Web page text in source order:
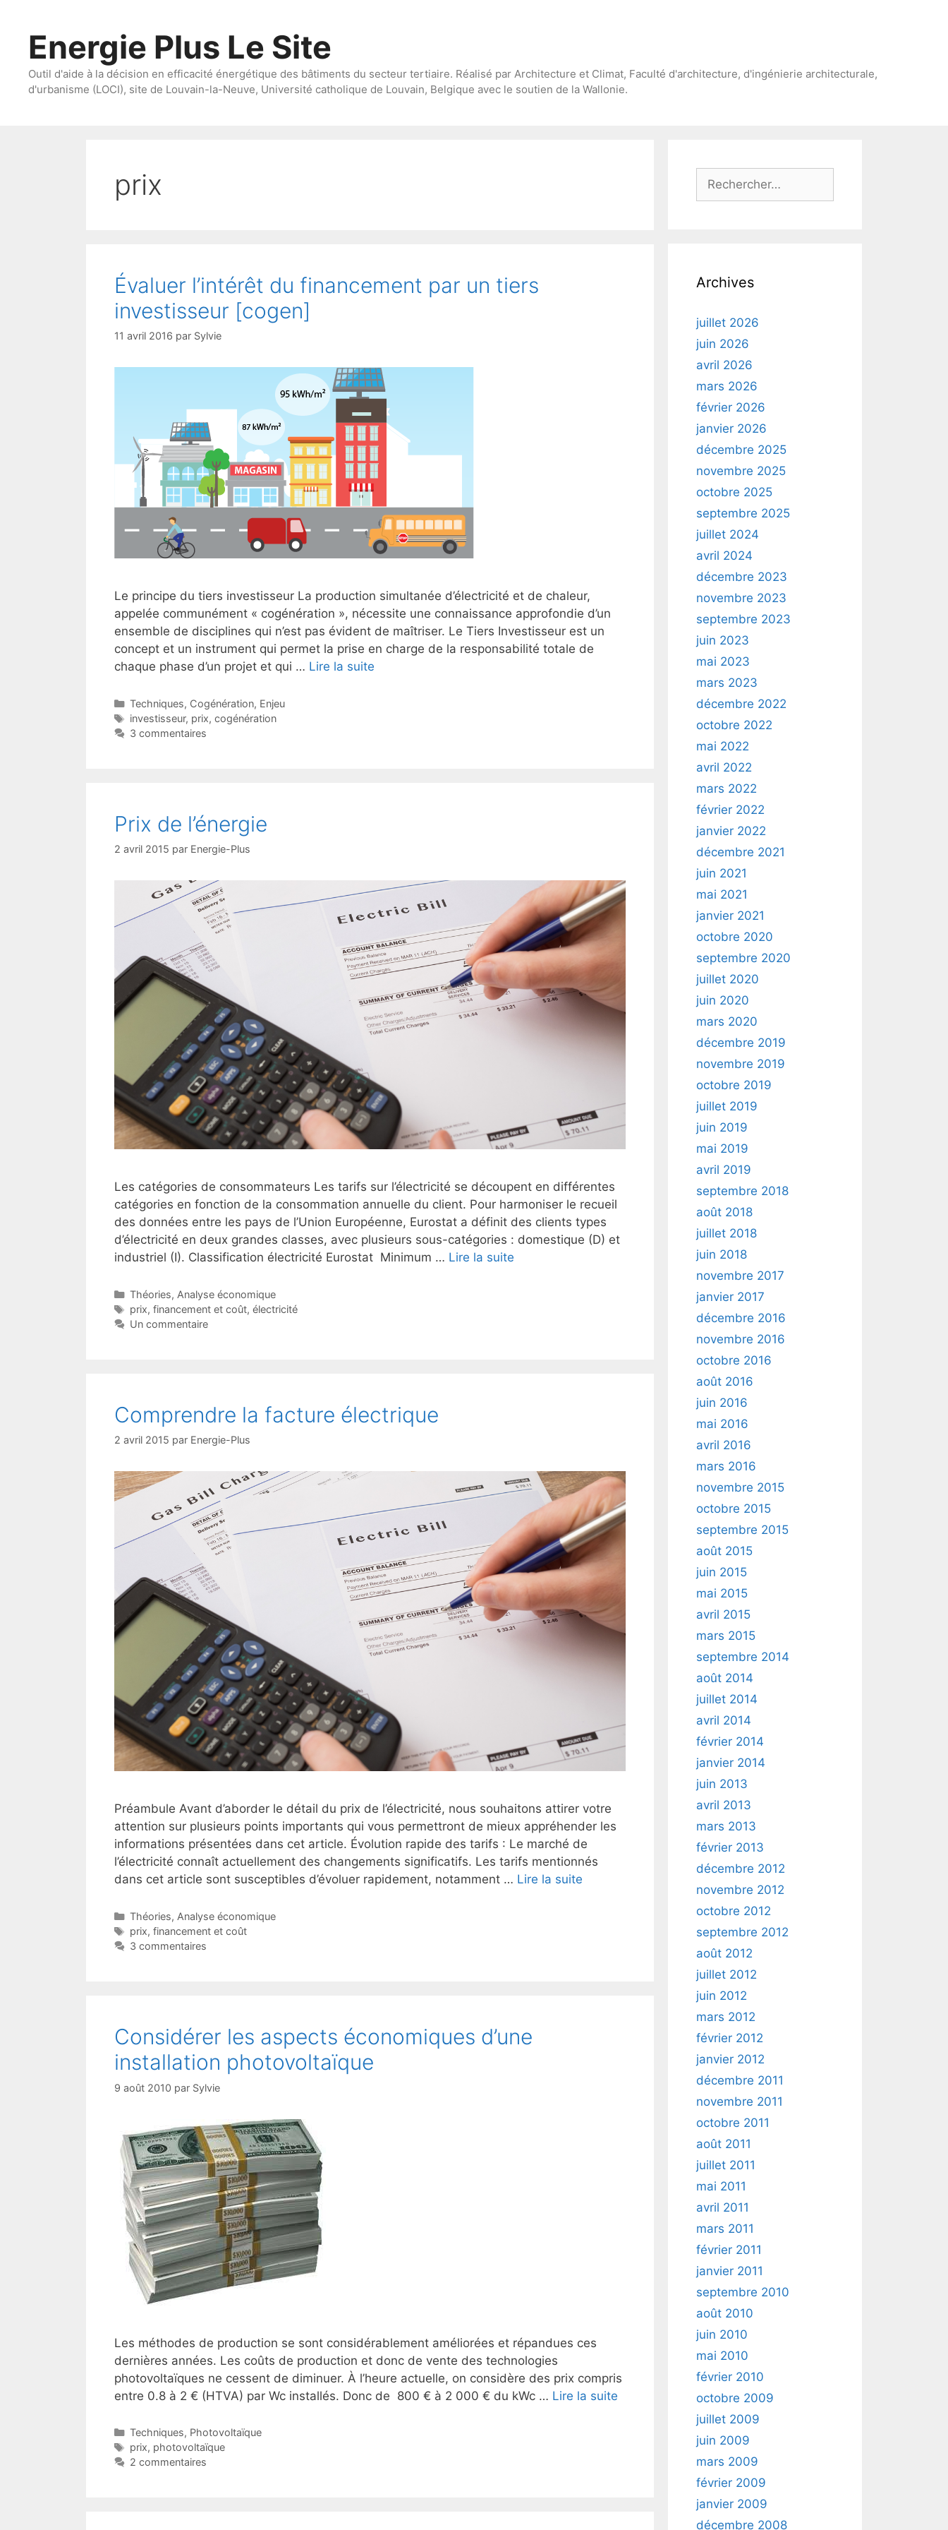
contenuEnergie Plus Le Site
Outil d'aide à la décision en efficacité énergétique des bâtiments du secteur tertiaire. Réalisé par Architecture et Climat, Faculté d'architecture, d'ingénierie architecturale,
d'urbanisme (LOCI), site de Louvain-la-Neuve, Université catholique de Louvain, Belgique avec le soutien de la Wallonie.
prix
Évaluer l’intérêt du financement par un tiers
investisseur [cogen]
11 avril 2016 par Sylvie
Le principe du tiers investisseur La production simultanée d’électricité et de chaleur,
appelée communément « cogénération », nécessite une connaissance approfondie d’un
ensemble de disciplines qui n’est pas évident de maîtriser. Le Tiers Investisseur est un
concept et un instrument qui permet la prise en charge de la responsabilité totale de
chaque phase d’un projet et qui … Lire la suite
Catégories
Techniques, Cogénération, Enjeu
Étiquettes
investisseur, prix, cogénération
3 commentaires
Prix de l’énergie
2 avril 2015 par Energie-Plus
Les catégories de consommateurs Les tarifs sur l’électricité se découpent en différentes
catégories en fonction de la consommation annuelle du client. Pour harmoniser le recueil
des données entre les pays de l’Union Européenne, Eurostat a définit des clients types
d’électricité en deux grandes classes, avec plusieurs sous-catégories : domestique (D) et
industriel (I). Classification électricité Eurostat Minimum … Lire la suite
Catégories
Théories, Analyse économique
Étiquettes
prix, financement et coût, électricité
Un commentaire
Comprendre la facture électrique
2 avril 2015 par Energie-Plus
Préambule Avant d’aborder le détail du prix de l’électricité, nous souhaitons attirer votre
attention sur plusieurs points importants qui vous permettront de mieux appréhender les
informations présentées dans cet article. Évolution rapide des tarifs : Le marché de
l’électricité connaît actuellement des changements significatifs. Les tarifs mentionnés
dans cet article sont susceptibles d’évoluer rapidement, notamment … Lire la suite
Catégories
Théories, Analyse économique
Étiquettes
prix, financement et coût
3 commentaires
Considérer les aspects économiques d’une
installation photovoltaïque
9 août 2010 par Sylvie
Les méthodes de production se sont considérablement améliorées et répandues ces
dernières années. Les coûts de production et donc de vente des technologies
photovoltaïques ne cessent de diminuer. À l’heure actuelle, on considère des prix compris
entre 0.8 à 2 € (HTVA) par Wc installés. Donc de 800 € à 2 000 € du kWc … Lire la suite
Catégories
Techniques, Photovoltaïque
Étiquettes
prix, photovoltaïque
2 commentaires
Rechercher :
Archives
juillet 2026
juin 2026
avril 2026
mars 2026
février 2026
janvier 2026
décembre 2025
novembre 2025
octobre 2025
septembre 2025
juillet 2024
avril 2024
décembre 2023
novembre 2023
septembre 2023
juin 2023
mai 2023
mars 2023
décembre 2022
octobre 2022
mai 2022
avril 2022
mars 2022
février 2022
janvier 2022
décembre 2021
juin 2021
mai 2021
janvier 2021
octobre 2020
septembre 2020
juillet 2020
juin 2020
mars 2020
décembre 2019
novembre 2019
octobre 2019
juillet 2019
juin 2019
mai 2019
avril 2019
septembre 2018
août 2018
juillet 2018
juin 2018
novembre 2017
janvier 2017
décembre 2016
novembre 2016
octobre 2016
août 2016
juin 2016
mai 2016
avril 2016
mars 2016
novembre 2015
octobre 2015
septembre 2015
août 2015
juin 2015
mai 2015
avril 2015
mars 2015
septembre 2014
août 2014
juillet 2014
avril 2014
février 2014
janvier 2014
juin 2013
avril 2013
mars 2013
février 2013
décembre 2012
novembre 2012
octobre 2012
septembre 2012
août 2012
juillet 2012
juin 2012
mars 2012
février 2012
janvier 2012
décembre 2011
novembre 2011
octobre 2011
août 2011
juillet 2011
mai 2011
avril 2011
mars 2011
février 2011
janvier 2011
septembre 2010
août 2010
juin 2010
mai 2010
février 2010
octobre 2009
juillet 2009
juin 2009
mars 2009
février 2009
janvier 2009
décembre 2008